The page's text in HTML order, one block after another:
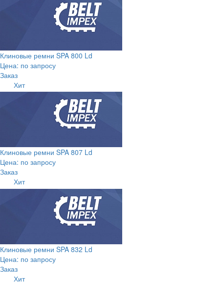
Клиновые ремни SPA 800 Ld
Цена: по запросу
Заказ
Хит
Клиновые ремни SPA 807 Ld
Цена: по запросу
Заказ
Хит
Клиновые ремни SPA 832 Ld
Цена: по запросу
Заказ
Хит